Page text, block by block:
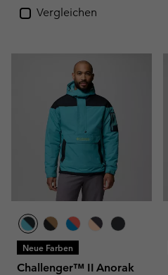
Vergleichen
Neue Farben
Challenger™ II Anorak